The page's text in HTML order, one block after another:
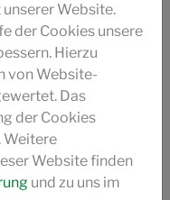
Website.
der Cookies unsere
Hierzu
von Website-
Das
der Cookies
Weitere
Website finden
und zu uns im